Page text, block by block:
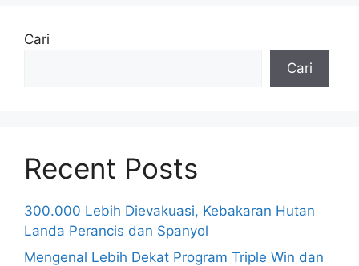
Cari
Cari
Recent Posts
300.000 Lebih Dievakuasi, Kebakaran Hutan
Landa Perancis dan Spanyol
Mengenal Lebih Dekat Program Triple Win dan